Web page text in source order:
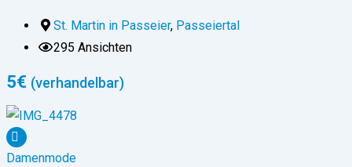
St. Martin in Passeier, Passeiertal
295 Ansichten
5€ (verhandelbar)
Damenmode